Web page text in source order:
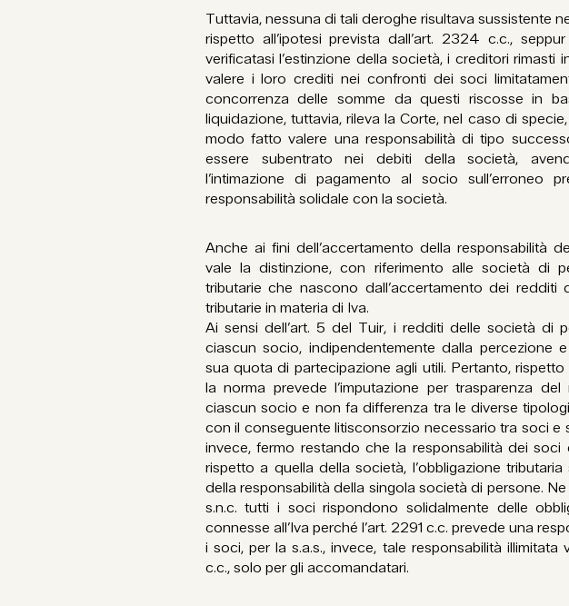
Tuttavia, nessuna di tali deroghe risultava sussistente
rispetto all’ipotesi prevista dall’art. 2324 c.c.,
verificatasi l’estinzione della società, i creditori rimasti
valere i loro crediti nei confronti dei soci
concorrenza delle somme da questi riscosse in
liquidazione, tuttavia, rileva la Corte, nel caso di
modo fatto valere una responsabilità di tipo
essere subentrato nei debiti della società,
l’intimazione di pagamento al socio sull’erroneo
responsabilità solidale con la società.
Anche ai fini dell’accertamento della responsabilità
vale la distinzione, con riferimento alle società di
tributarie che nascono dall’accertamento dei redditi
tributarie in materia di Iva.
Ai sensi dell’art. 5 del Tuir, i redditi delle società di
ciascun socio, indipendentemente dalla percezione
sua quota di partecipazione agli utili. Pertanto,
la norma prevede l’imputazione per trasparenza
ciascun socio e non fa differenza tra le diverse
con il conseguente litisconsorzio necessario tra soci e
invece, fermo restando che la responsabilità dei soci
rispetto a quella della società, l’obbligazione
della responsabilità della singola società di persone.
s.n.c. tutti i soci rispondono solidalmente delle
connesse all’Iva perché l’art. 2291 c.c. prevede una
i soci, per la s.a.s., invece, tale responsabilità illimitata
c.c., solo per gli accomandatari.